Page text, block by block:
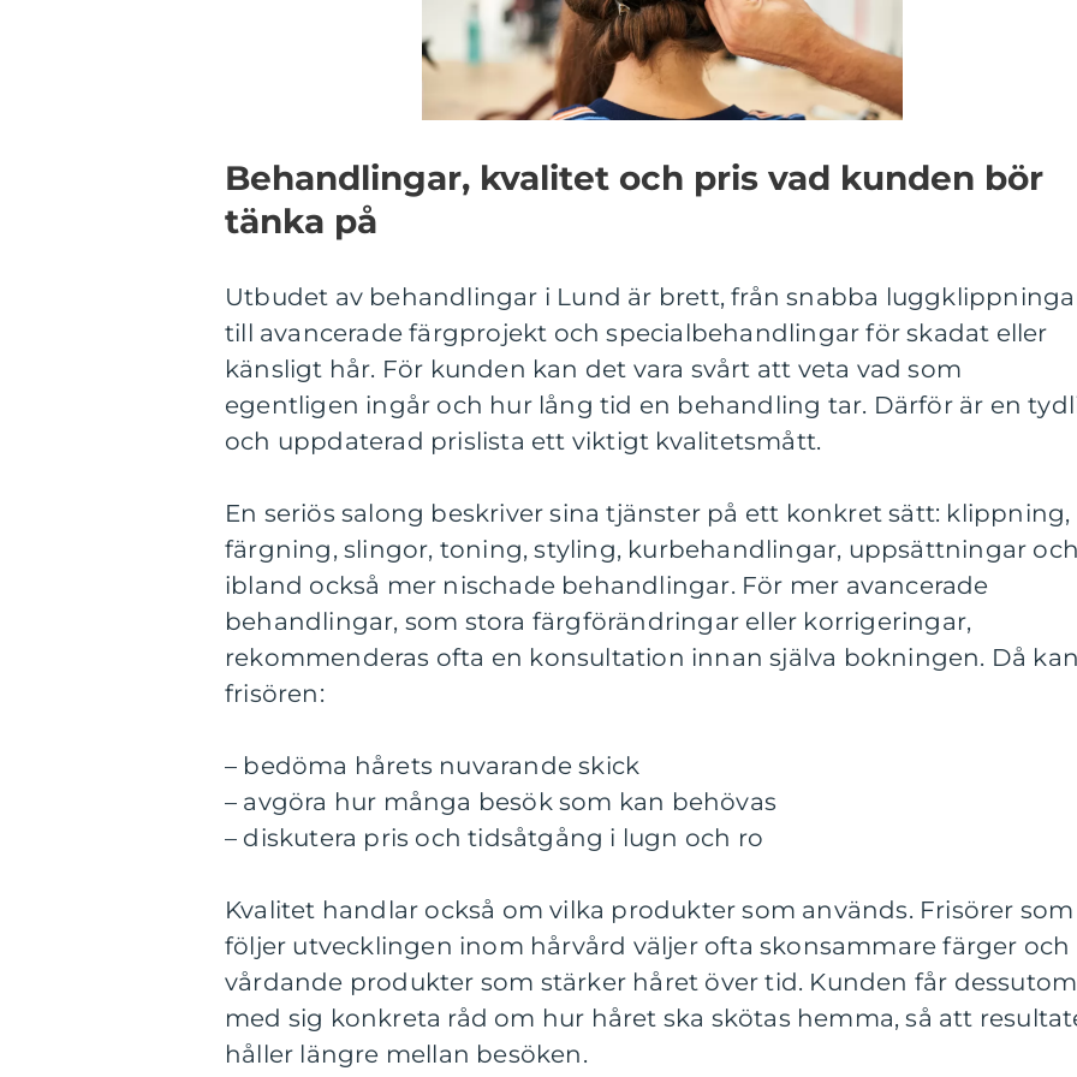
Behandlingar, kvalitet och pris vad kunden bör
tänka på
Utbudet av behandlingar i Lund är brett, från snabba
till avancerade färgprojekt och specialbehandlingar för skadat eller
känsligt hår. För kunden kan det vara svårt att veta vad som
egentligen ingår och hur lång tid en behandling tar. Därför är en
och uppdaterad prislista ett viktigt kvalitetsmått.
En seriös salong beskriver sina tjänster på ett konkret sätt: klippning,
färgning, slingor, toning, styling, kurbehandlingar, uppsättningar
ibland också mer nischade behandlingar. För mer avancerade
behandlingar, som stora färgförändringar eller korrigeringar,
rekommenderas ofta en konsultation innan själva bokningen. Då
frisören:
– bedöma hårets nuvarande skick
– avgöra hur många besök som kan behövas
– diskutera pris och tidsåtgång i lugn och ro
Kvalitet handlar också om vilka produkter som används. Frisörer som
följer utvecklingen inom hårvård väljer ofta skonsammare färger och
vårdande produkter som stärker håret över tid. Kunden får dessutom
med sig konkreta råd om hur håret ska skötas hemma, så att
håller längre mellan besöken.